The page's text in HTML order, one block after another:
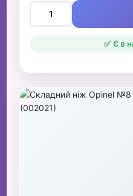
✅ Є в